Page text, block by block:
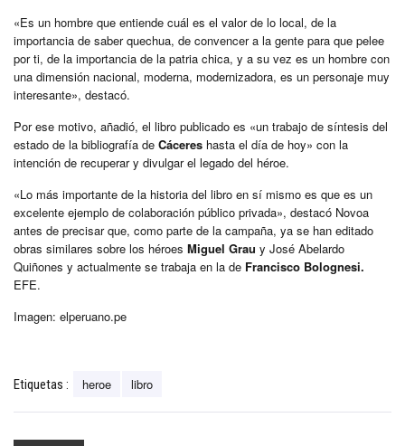
«Es un hombre que entiende cuál es el valor de lo local, de la
importancia de saber quechua, de convencer a la gente para que pelee
por ti, de la importancia de la patria chica, y a su vez es un hombre con
una dimensión nacional, moderna, modernizadora, es un personaje muy
interesante», destacó.
Por ese motivo, añadió, el libro publicado es «un trabajo de síntesis del
estado de la bibliografía de Cáceres hasta el día de hoy» con la
intención de recuperar y divulgar el legado del héroe.
«Lo más importante de la historia del libro en sí mismo es que es un
excelente ejemplo de colaboración público privada», destacó Novoa
antes de precisar que, como parte de la campaña, ya se han editado
obras similares sobre los héroes Miguel Grau y José Abelardo
Quiñones y actualmente se trabaja en la de Francisco Bolognesi.
EFE.
Imagen: elperuano.pe
Etiquetas : heroe libro